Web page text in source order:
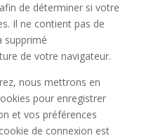
de déterminer si votre
Il ne contient pas de
supprimé
de votre navigateur.
nous mettrons en
pour enregistrer
et vos préférences
de connexion est